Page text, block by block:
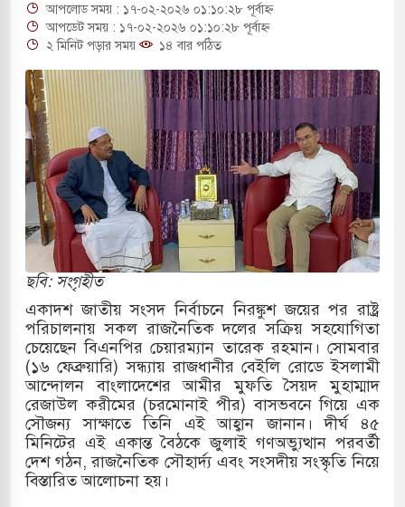
জুমার বয়ান ও নামাজ পড়াবেন দেওবন্দের
ছাড়লেন জনপ্রিয় ভারতীয় সাংবাদিক ময়ূখ রঞ্জন
অ্যারেস্ট আবেদন, বরগুনার এসআইয়ের বিরুদ্ধে
জাদুঘর নতুন বাংলাদেশের পথচলার কেন্দ্র হবে: ড.
বিভিন্ন খাতে সৌদির বিনিয়োগের আহবান প্রধানমন্ত্রীর
হামলায় ছাত্রদল ও ছাত্রলীগের আচরণ ইসরায়েলের
পথে ইসরায়েলীরা,হাতছাড়ার ঝুঁকিতে জরুরি
আপলোড সময় : ১৭-০২-২০২৬ ০১:১০:২৮ পূর্বাহ্ন
আপডেট সময় : ১৭-০২-২০২৬ ০১:১০:২৮ পূর্বাহ্ন
২ মিনিট পড়ার সময়
১৪ বার পঠিত
ছবি: সংগৃহীত
একাদশ জাতীয় সংসদ নির্বাচনে নিরঙ্কুশ জয়ের পর রাষ্ট্র
পরিচালনায় সকল রাজনৈতিক দলের সক্রিয় সহযোগিতা
চেয়েছেন বিএনপির চেয়ারম্যান তারেক রহমান। সোমবার
(১৬ ফেব্রুয়ারি) সন্ধ্যায় রাজধানীর বেইলি রোডে ইসলামী
আন্দোলন বাংলাদেশের আমীর মুফতি সৈয়দ মুহাম্মাদ
রেজাউল করীমের (চরমোনাই পীর) বাসভবনে গিয়ে এক
সৌজন্য সাক্ষাতে তিনি এই আহ্বান জানান। দীর্ঘ ৪৫
মিনিটের এই একান্ত বৈঠকে জুলাই গণঅভ্যুত্থান পরবর্তী
দেশ গঠন, রাজনৈতিক সৌহার্দ্য এবং সংসদীয় সংস্কৃতি নিয়ে
বিস্তারিত আলোচনা হয়।